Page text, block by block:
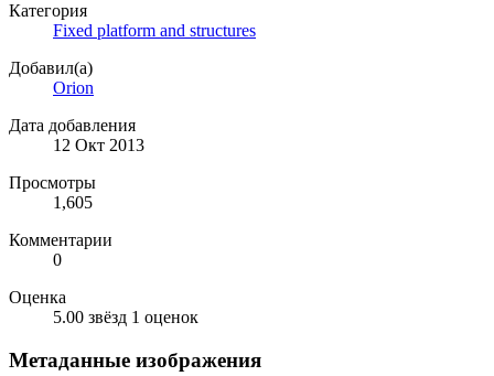
Категория
Fixed platform and structures
Добавил(а)
Orion
Дата добавления
12 Окт 2013
Просмотры
1,605
Комментарии
0
Оценка
5.00 звёзд 1 оценок
Метаданные изображения